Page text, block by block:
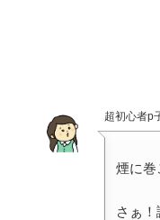
超初心者p
煙に巻
さぁ！